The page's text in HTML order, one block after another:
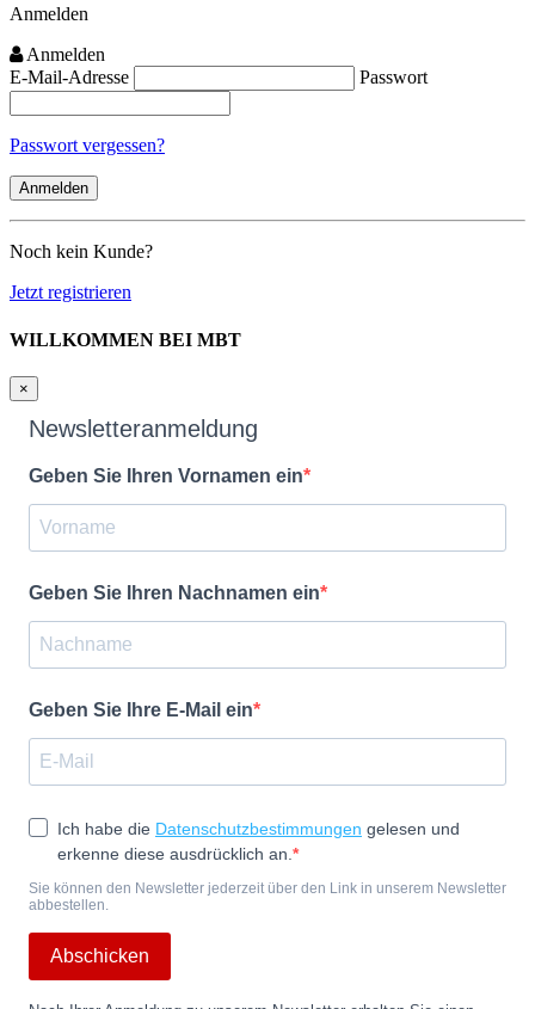
Anmelden
Anmelden
E-Mail-Adresse
Passwort
Passwort vergessen?
Noch kein Kunde?
Jetzt registrieren
WILLKOMMEN BEI MBT
×
Newsletteranmeldung
Geben Sie Ihren Vornamen ein
Geben Sie Ihren Nachnamen ein
Geben Sie Ihre E-Mail ein
Ich habe die Datenschutzbestimmungen gelesen und
erkenne diese ausdrücklich an.
Sie können den Newsletter jederzeit über den Link in unserem Newsletter
abbestellen.
Abschicken